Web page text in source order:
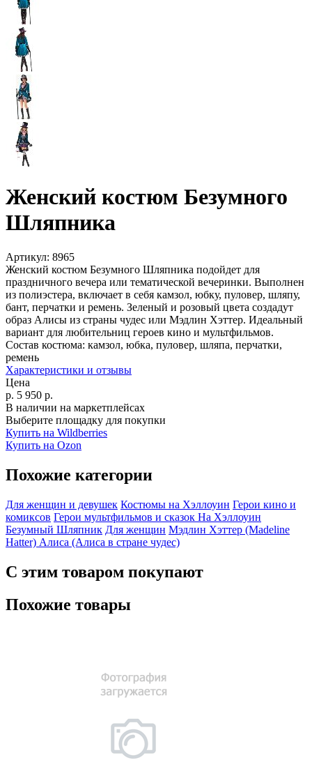
Женский костюм Безумного
Шляпника
Артикул: 8965
Женский костюм Безумного Шляпника подойдет для
праздничного вечера или тематической вечеринки. Выполнен
из полиэстера, включает в себя камзол, юбку, пуловер, шляпу,
бант, перчатки и ремень. Зеленый и розовый цвета создадут
образ Алисы из страны чудес или Мэдлин Хэттер. Идеальный
вариант для любительниц героев кино и мультфильмов.
Состав костюма: камзол, юбка, пуловер, шляпа, перчатки,
ремень
Характеристики и отзывы
Цена
р. 5 950 р.
В наличии на маркетплейсах
Выберите площадку для покупки
Купить на Wildberries
Купить на Ozon
Похожие категории
Для женщин и девушек Костюмы на Хэллоуин Герои кино и
комиксов Герои мультфильмов и сказок На Хэллоуин
Безумный Шляпник Для женщин Мэдлин Хэттер (Madeline
Hatter) Алиса (Алиса в стране чудес)
С этим товаром покупают
Похожие товары